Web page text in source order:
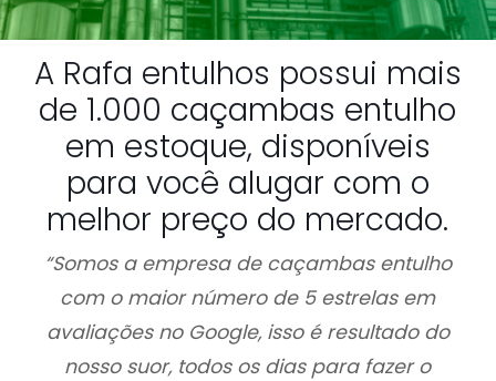
A Rafa entulhos possui mais
de 1.000 caçambas entulho
em estoque, disponíveis
para você alugar com o
melhor preço do mercado.
“Somos a empresa de caçambas entulho
com o maior número de 5 estrelas em
avaliações no Google, isso é resultado do
nosso suor, todos os dias para fazer o